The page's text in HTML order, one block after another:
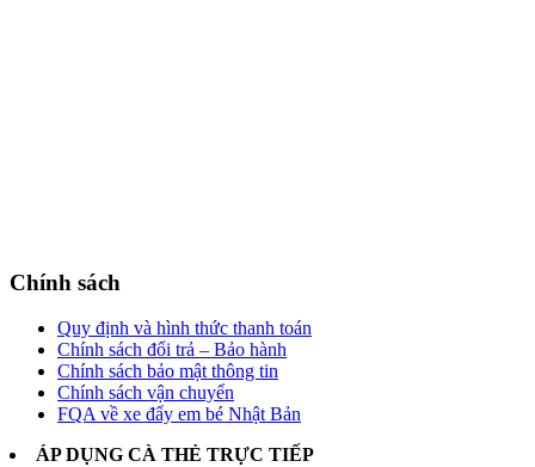
Chính sách
Quy định và hình thức thanh toán
Chính sách đổi trả – Bảo hành
Chính sách bảo mật thông tin
Chính sách vận chuyển
FQA về xe đẩy em bé Nhật Bản
ÁP DỤNG CÀ THẺ TRỰC TIẾP